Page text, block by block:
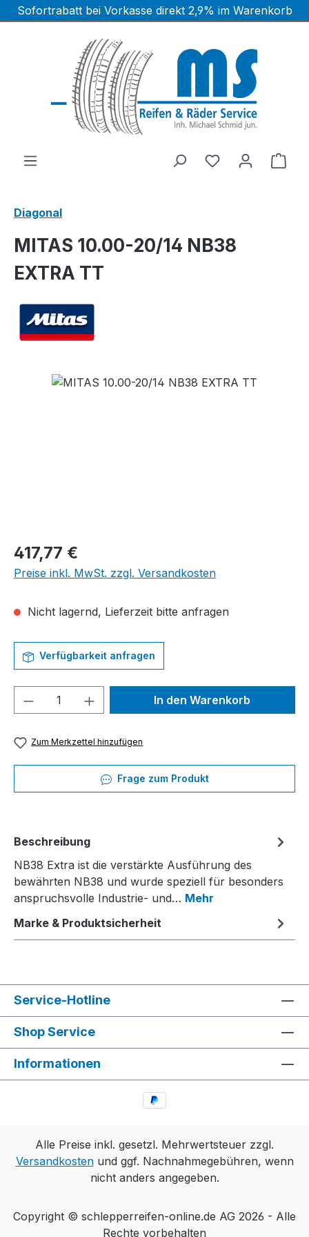
Zum Hauptinhalt springen
Sofortrabatt bei Vorkasse direkt 2,9% im Warenkorb
Diagonal
MITAS 10.00-20/14 NB38
EXTRA TT
Bildergalerie überspringen
Regulärer Preis:
417,77 €
Preise inkl. MwSt. zzgl. Versandkosten
Nicht lagernd, Lieferzeit bitte anfragen
Verfügbarkeit anfragen
Produkt Anzahl: Gib denIn den Warenkorb
Zum Merkzettel hinzufügen
Frage zum Produkt
Beschreibung
NB38 Extra ist die verstärkte Ausführung des
bewährten NB38 und wurde speziell für besonders
anspruchsvolle Industrie- und… Mehr
Marke & Produktsicherheit
Service-Hotline
Shop Service
Informationen
Alle Preise inkl. gesetzl. Mehrwertsteuer zzgl.
Versandkostenund ggf. Nachnahmegebühren, wenn
nicht anders angegeben.
Copyright © schlepperreifen-online.de AG 2026 - Alle
Rechte vorbehalten